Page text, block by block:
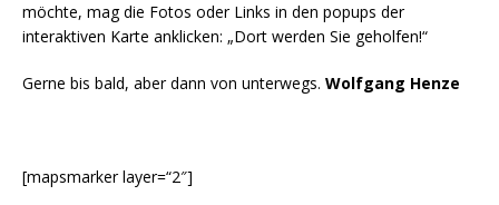
möchte, mag die Fotos oder Links in den popups der
interaktiven Karte anklicken: „Dort werden Sie geholfen!“
Gerne bis bald, aber dann von unterwegs. Wolfgang Henze
[mapsmarker layer=“2″]